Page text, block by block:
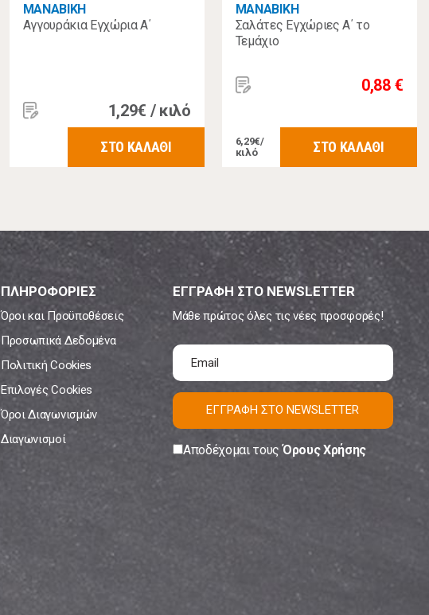
MANABIKH
Αγγουράκια Εγχώρια Α΄
1,29€ / κιλό
ΣΤΟ ΚΑΛΑΘΙ
MANABIKH
Σαλάτες Εγχώριες Α΄ το
Τεμάχιο
0,88 €
6,29€/
κιλό
ΣΤΟ ΚΑΛΑΘΙ
ΠΛΗΡΟΦΟΡΙΕΣ
Όροι και Προϋποθέσεις
Προσωπικά Δεδομένα
Πολιτική Cookies
Επιλογές Cookies
Όροι Διαγωνισμών
Διαγωνισμοί
ΕΓΓΡΑΦΗ ΣΤΟ NEWSLETTER
Μάθε πρώτος όλες τις νέες προσφορές!
ΕΓΓΡΑΦΗ ΣΤΟ NEWSLETTER
Αποδέχομαι τουςΌρους Χρήσης